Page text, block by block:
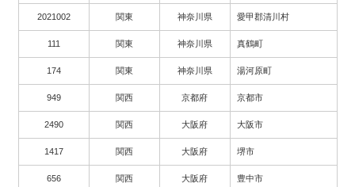
2021002 関東 神奈川県 愛甲郡清川村
111 関東 神奈川県 真鶴町
174 関東 神奈川県 湯河原町
949 関西 京都府 京都市
2490 関西 大阪府 大阪市
1417 関西 大阪府 堺市
656 関西 大阪府 豊中市